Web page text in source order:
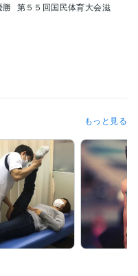
勝 第５５回国民体育大会滋
でのセルフケアサポート オ
整体
セルフケア
アスリート
もっと見る